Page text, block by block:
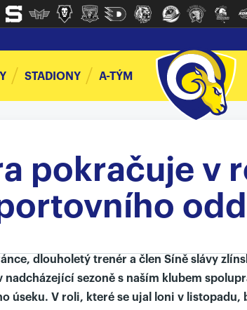
STADIONY A-TÝM
pokračuje v
dlouholetý trenér a člen Síně slávy
nadcházející sezoně s naším klubem
úseku. V roli, které se ujal loni v listopadu,